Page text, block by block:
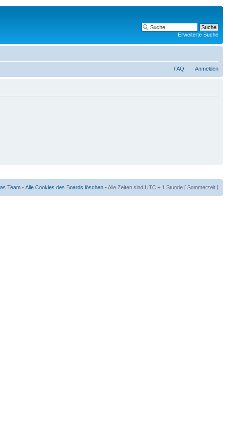
Erweiterte Suche
FAQ Anmelden
Team • Alle Cookies des Boards löschen • Alle Zeiten sind UTC + 1 Stunde [ Sommerzeit ]